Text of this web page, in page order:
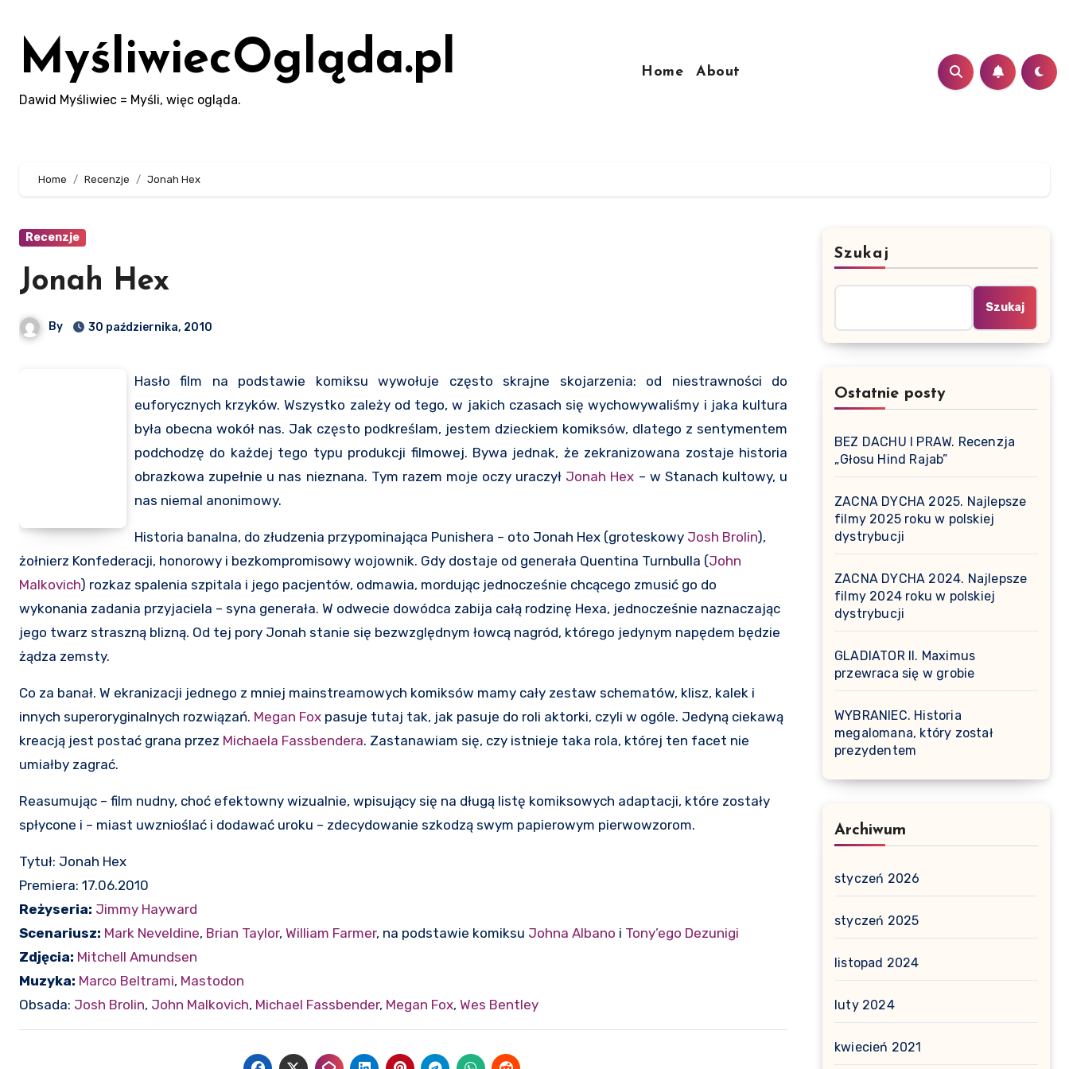
contentMyśliwiecOgląda.pl
Dawid Myśliwiec = Myśli, więc ogląda.
Home About
Home Recenzje Jonah Hex
Recenzje
Jonah Hex
By 30 października, 2010
Hasło film na podstawie komiksu wywołuje często skrajne skojarzenia: od niestrawności do
euforycznych krzyków. Wszystko zależy od tego, w jakich czasach się wychowywaliśmy i jaka kultura
była obecna wokół nas. Jak często podkreślam, jestem dzieckiem komiksów, dlatego z sentymentem
podchodzę do każdej tego typu produkcji filmowej. Bywa jednak, że zekranizowana zostaje historia
obrazkowa zupełnie u nas nieznana. Tym razem moje oczy uraczył Jonah Hex – w Stanach kultowy, u
nas niemal anonimowy.
Historia banalna, do złudzenia przypominająca Punishera – oto Jonah Hex (groteskowy Josh Brolin),
żołnierz Konfederacji, honorowy i bezkompromisowy wojownik. Gdy dostaje od generała Quentina Turnbulla (John
Malkovich) rozkaz spalenia szpitala i jego pacjentów, odmawia, mordując jednocześnie chcącego zmusić go do
wykonania zadania przyjaciela – syna generała. W odwecie dowódca zabija całą rodzinę Hexa, jednocześnie naznaczając
jego twarz straszną blizną. Od tej pory Jonah stanie się bezwzględnym łowcą nagród, którego jedynym napędem będzie
żądza zemsty.
Co za banał. W ekranizacji jednego z mniej mainstreamowych komiksów mamy cały zestaw schematów, klisz, kalek i
innych superoryginalnych rozwiązań. Megan Fox pasuje tutaj tak, jak pasuje do roli aktorki, czyli w ogóle. Jedyną ciekawą
kreacją jest postać grana przez Michaela Fassbendera. Zastanawiam się, czy istnieje taka rola, której ten facet nie
umiałby zagrać.
Reasumując – film nudny, choć efektowny wizualnie, wpisujący się na długą listę komiksowych adaptacji, które zostały
spłycone i – miast uwznioślać i dodawać uroku – zdecydowanie szkodzą swym papierowym pierwowzorom.
Tytuł: Jonah Hex
Premiera: 17.06.2010
Reżyseria: Jimmy Hayward
Scenariusz: Mark Neveldine, Brian Taylor, William Farmer, na podstawie komiksu Johna Albano i Tony’ego Dezunigi
Zdjęcia: Mitchell Amundsen
Muzyka: Marco Beltrami, Mastodon
Obsada: Josh Brolin, John Malkovich, Michael Fassbender, Megan Fox, Wes Bentley
Szukaj
Szukaj
Ostatnie posty
BEZ DACHU I PRAW. Recenzja
„Głosu Hind Rajab”
ZACNA DYCHA 2025. Najlepsze
filmy 2025 roku w polskiej
dystrybucji
ZACNA DYCHA 2024. Najlepsze
filmy 2024 roku w polskiej
dystrybucji
GLADIATOR II. Maximus
przewraca się w grobie
WYBRANIEC. Historia
megalomana, który został
prezydentem
Archiwum
styczeń 2026
styczeń 2025
listopad 2024
luty 2024
kwiecień 2021